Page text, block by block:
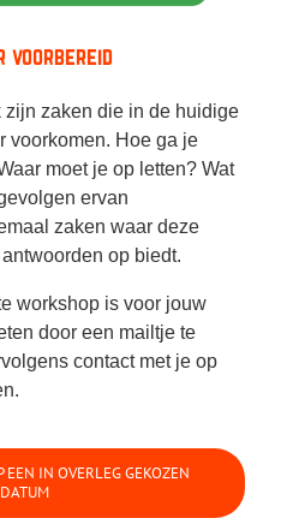
voorbereid
zaken die in de huidige
voorkomen. Hoe ga je
moet je op letten? Wat
ervan
zaken waar deze
op biedt.
workshop is voor jouw
door een mailtje te
contact met je op
EEN IN OVERLEG GEKOZEN
DATUM